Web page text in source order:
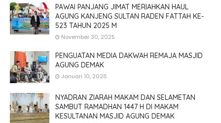
PAWAI PANJANG JIMAT MERIAHKAN HAUL
AGUNG KANJENG SULTAN RADEN FATTAH KE-
523 TAHUN 2025 M
November 30, 2025
PENGUATAN MEDIA DAKWAH REMAJA MASJID
AGUNG DEMAK
Januari 10, 2026
NYADRAN ZIARAH MAKAM DAN SELAMETAN
SAMBUT RAMADHAN 1447 H DI MAKAM
KESULTANAN MASJID AGUNG DEMAK